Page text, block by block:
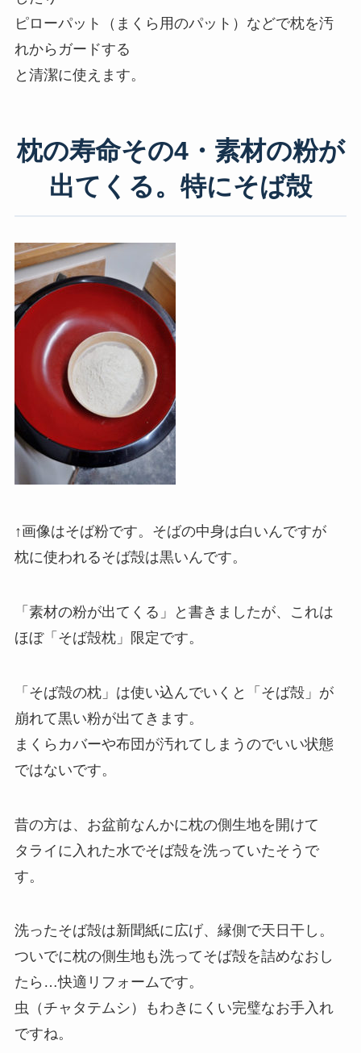
ピローパット（まくら用のパット）などで枕を汚
れからガードする
と清潔に使えます。
枕の寿命その4・素材の粉が
出てくる。特にそば殻
↑画像はそば粉です。そばの中身は白いんですが
枕に使われるそば殻は黒いんです。
「素材の粉が出てくる」と書きましたが、これは
ほぼ「そば殻枕」限定です。
「そば殻の枕」は使い込んでいくと「そば殻」が
崩れて黒い粉が出てきます。
まくらカバーや布団が汚れてしまうのでいい状態
ではないです。
昔の方は、お盆前なんかに枕の側生地を開けて
タライに入れた水でそば殻を洗っていたそうで
す。
洗ったそば殻は新聞紙に広げ、縁側で天日干し。
ついでに枕の側生地も洗ってそば殻を詰めなおし
たら…快適リフォームです。
虫（チャタテムシ）もわきにくい完璧なお手入れ
ですね。